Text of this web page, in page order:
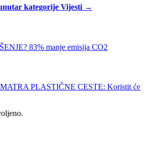
kategorije Vijesti →
83% manje emisija CO2
PLASTIČNE CESTE: Koristit će